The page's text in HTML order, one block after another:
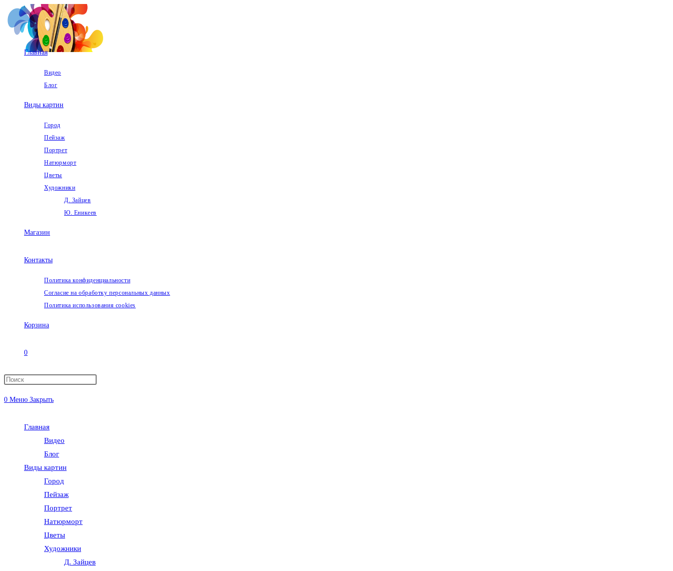
Перейти
содержимому
Главная
Видео
Блог
Виды картин
Город
Пейзаж
Портрет
Натюрморт
Цветы
Художники
Д. Зайцев
Ю. Еникеев
Магазин
Контакты
Политика конфиденциальности
Согласие на обработку персональных данных
Политика использования cookies
Корзина
0
Переключить
0 Меню Закрыть
Главная
Видео
Блог
Виды картин
Город
Пейзаж
Портрет
Натюрморт
Цветы
Художники
Д. Зайцев